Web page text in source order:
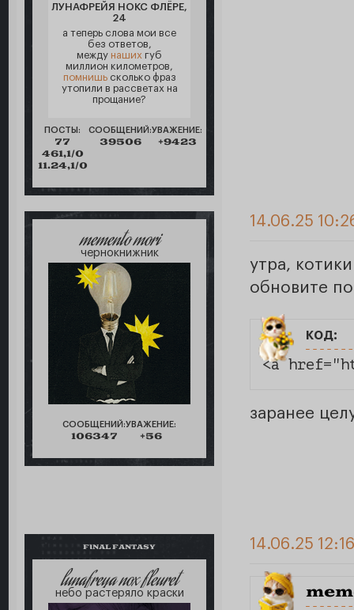
ЛУНАФРЕЙЯ НОКС ФЛЁРЕ,
24
а теперь слова мои все
без ответов,
между наших губ
миллион километров,
помнишьсколько фраз
утопили в рассветах на
прощание?
ПОСТЫ:
77
461,1/0
11.24,1/0
СООБЩЕНИЙ:
39506
УВАЖЕНИЕ:
+9423
memento mori
чернокнижник
СООБЩЕНИЙ:
106347
УВАЖЕНИЕ:
+56
14.06.25
утра,
обновите
код:
<a
заранее
FINAL FANTASY
lunafreya nox fleuret
небо растеряло краски
14.06.25